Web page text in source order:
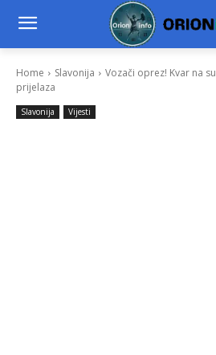
Home Slavonija
Vozači oprez! Kvar na
prijelaza
Slavonija Vijesti